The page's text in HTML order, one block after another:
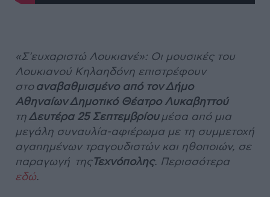
«Σ'ευχαριστώ Λουκιανέ»: Οι μουσικές του
Λουκιανού Κηλαηδόνη επιστρέφουν
στοαναβαθμισμένο από τον Δήμο
Αθηναίων Δημοτικό Θέατρο Λυκαβηττού
τηΔευτέρα 25 Σεπτεμβρίουμέσα από μια
μεγάλη συναυλία-αφιέρωμα με τη συμμετοχή
αγαπημένων τραγουδιστών και ηθοποιών, σε
παραγωγή τηςΤεχνόπολης. Περισσότερα
εδώ.